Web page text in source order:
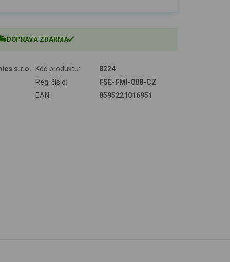
DOPRAVA ZDARMA
s.r.o. Kód produktu:
8224
Reg. číslo:
FSE-FMI-008-CZ
EAN:
8595221016951